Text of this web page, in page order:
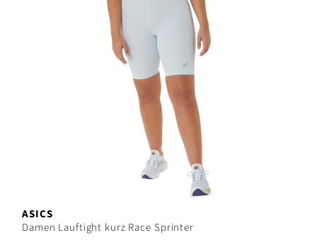
ASICS
Damen Lauftight kurz Race Sprinter